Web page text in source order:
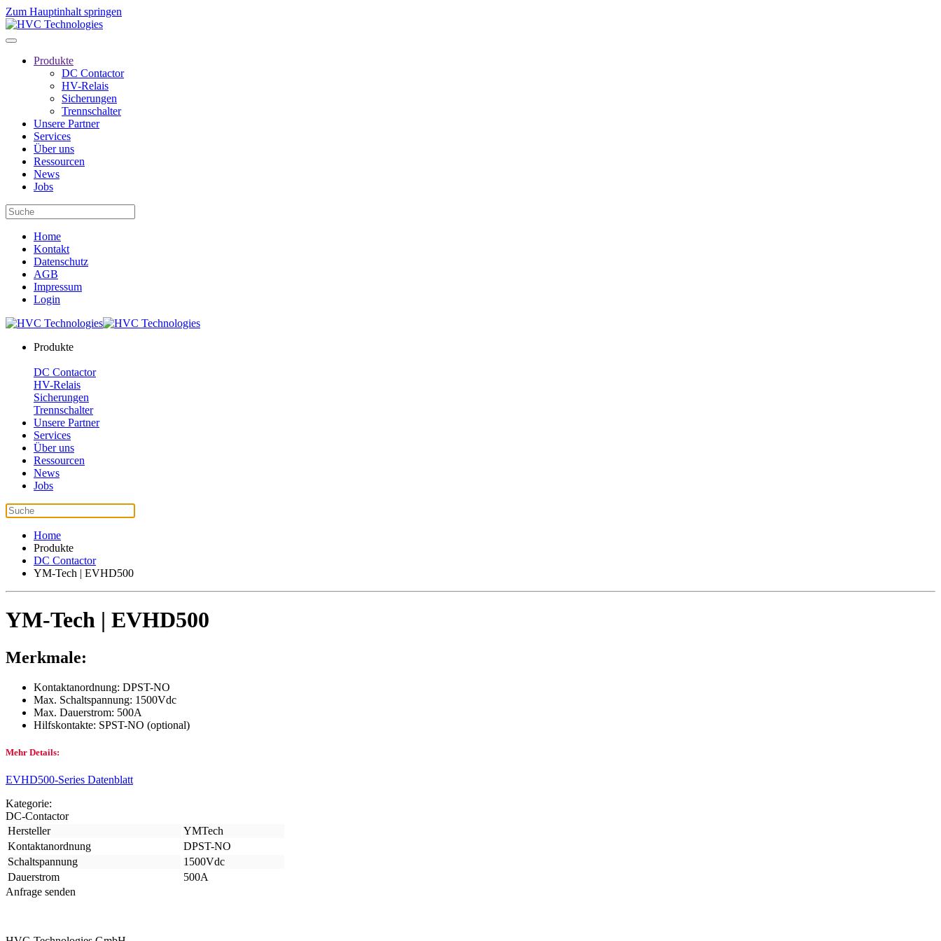
Zum Hauptinhalt springen
Produkte
DC Contactor
HV-Relais
Sicherungen
Trennschalter
Unsere Partner
Services
Über uns
Ressourcen
News
Jobs
Home
Kontakt
Datenschutz
AGB
Impressum
Login
Produkte
DC Contactor
HV-Relais
Sicherungen
Trennschalter
Unsere Partner
Services
Über uns
Ressourcen
News
Jobs
Home
Produkte
DC Contactor
YM-Tech | EVHD500
YM-Tech | EVHD500
Merkmale:
Kontaktanordnung: DPST-NO
Max. Schaltspannung: 1500Vdc
Max. Dauerstrom: 500A
Hilfskontakte: SPST-NO (optional)
Mehr Details:
EVHD500-Series Datenblatt
Kategorie:
DC-Contactor
Hersteller
YMTech
Kontaktanordnung
DPST-NO
Schaltspannung
1500Vdc
Dauerstrom
500A
Anfrage senden